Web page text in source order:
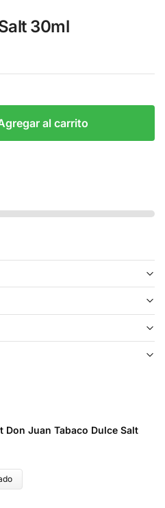
30ml
al carrito
Don Juan Tabaco Dulce Salt